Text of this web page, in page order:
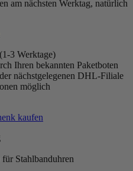
am nächsten Werktag, natürlich
3 Werktage)
Ihren bekannten Paketboten
nächstgelegenen DHL-Filiale
möglich
kaufen
Stahlbanduhren